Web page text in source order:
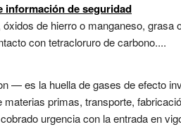
información de seguridad
de hierro o manganeso,
con tetracloruro de carbono....
— es la huella de gases de efecto
primas, transporte,
urgencia con la entrada en